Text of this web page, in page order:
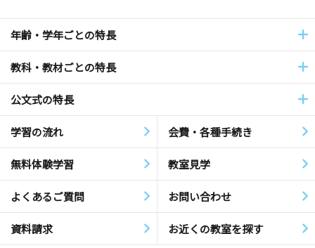
年齢・学年ごとの特長
教科・教材ごとの特長
公文式の特長
学習の流れ 会費・各種手続き
無料体験学習 教室見学
よくあるご質問 お問い合わせ
資料請求 お近くの教室を探す